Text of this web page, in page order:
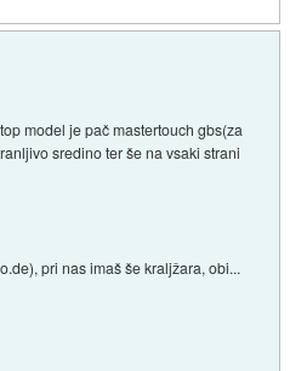
model je pač mastertouch gbs(za
sredino ter še na vsaki strani
pri nas imaš še kraljžara, obi...